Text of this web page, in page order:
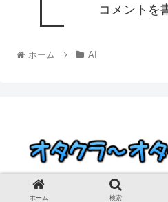
コメントを
ホーム AI
© 2023 オタクラ～オ
ホーム 検索